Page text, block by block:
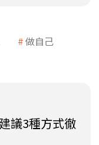
做自己
議3種方式徹